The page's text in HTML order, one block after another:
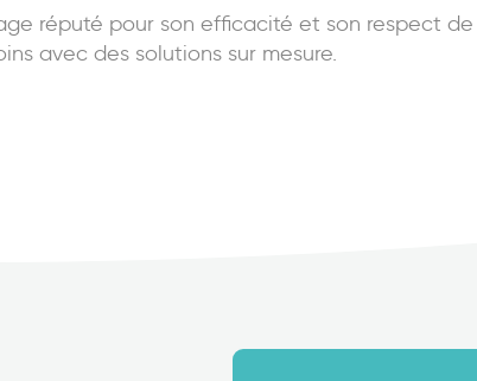
réputé pour son efficacité et son respect de
avec des solutions sur mesure.